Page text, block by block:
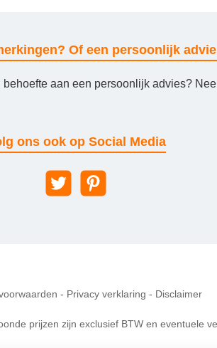
Of een persoonlijk
aan een persoonlijk advies?
ons ook op Social Media
- Privacy verklaring - Disclaimer
prijzen zijn exclusief BTW en eventuele